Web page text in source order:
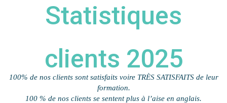
Statistiques
clients 2025
100% de nos clients sont satisfaits voire TRÈS SATISFAITS de leur
formation.
100 % de nos clients se sentent plus à l’aise en anglais.